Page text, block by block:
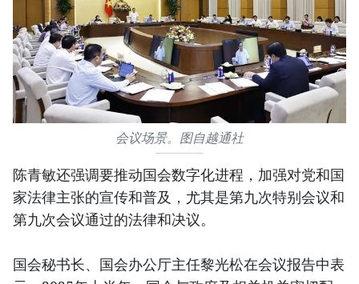
会议场景。图自越通社
陈青敏还强调要推动国会数字化进程，加强对党和国
家法律主张的宣传和普及，尤其是第九次特别会议和
第九次会议通过的法律和决议。
国会秘书长、国会办公厅主任黎光松在会议报告中表